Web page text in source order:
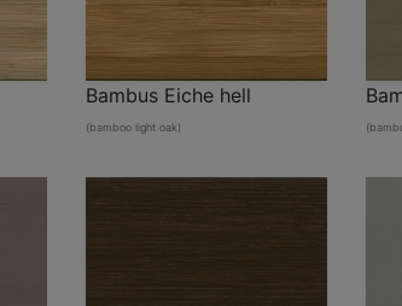
Bambus Eiche hell
(bamboo light oak)